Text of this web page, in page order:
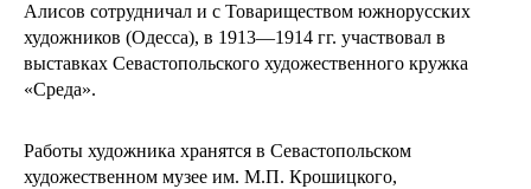
Алисов сотрудничал и с Товариществом южнорусских
художников (Одесса), в 1913—1914 гг. участвовал в
выставках Севастопольского художественного кружка
«Среда».
Работы художника хранятся в Севастопольском
художественном музее им. М.П. Крошицкого,